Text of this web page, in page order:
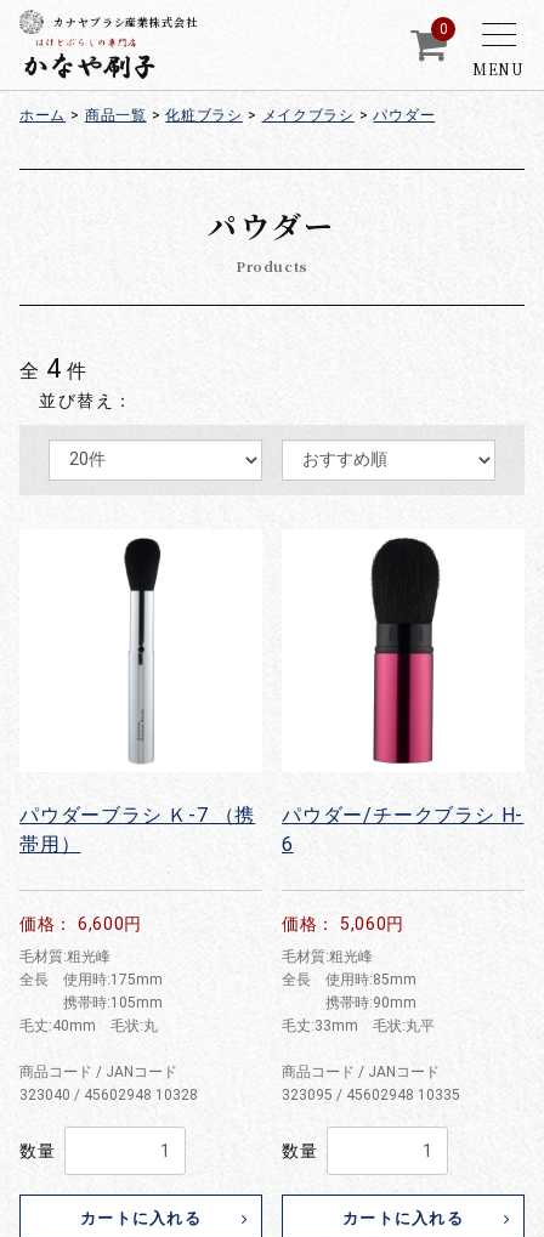
MENU
カナヤブラシ産業株式会社 0
ホーム > 商品一覧 > 化粧ブラシ > メイクブラシ > パウダー
パウダー
Products
全 4 件
並び替え：
パウダーブラシ Ｋ-7 （携
帯用）
価格： 6,600円
毛材質:粗光峰
全長 使用時:175mm
携帯時:105mm
毛丈:40mm 毛状:丸
商品コード / JANコード
323040 / 45602948 10328
数量
カートに入れる
パウダー/チークブラシ H-
6
価格： 5,060円
毛材質:粗光峰
全長 使用時:85mm
携帯時:90mm
毛丈:33mm 毛状:丸平
商品コード / JANコード
323095 / 45602948 10335
数量
カートに入れる